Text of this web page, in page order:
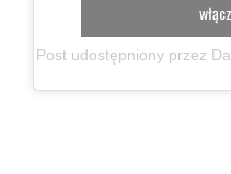
Post udostępniony przez